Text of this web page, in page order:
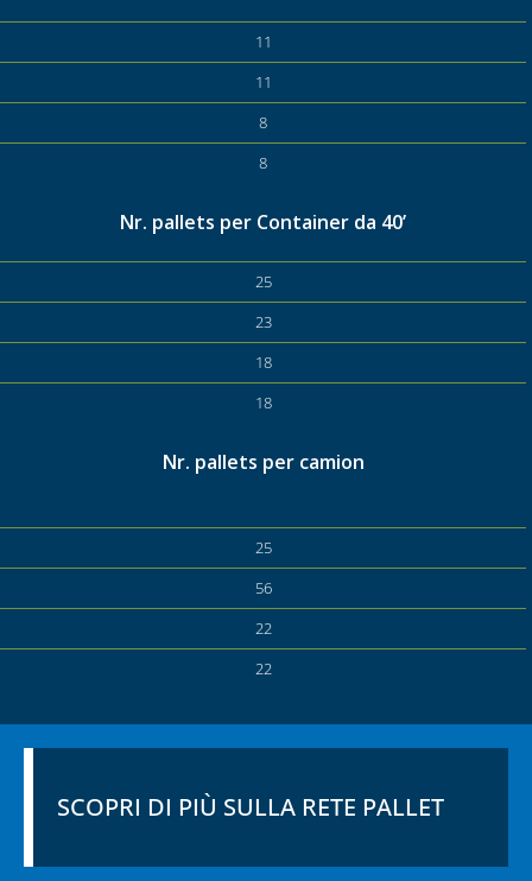
11
11
8
8
Nr. pallets per Container da 40’
25
23
18
18
Nr. pallets per camion
25
56
22
22
SCOPRI DI PIÙ SULLA RETE PALLET